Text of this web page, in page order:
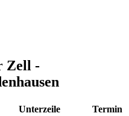
Zell -
Unterzeile Termin